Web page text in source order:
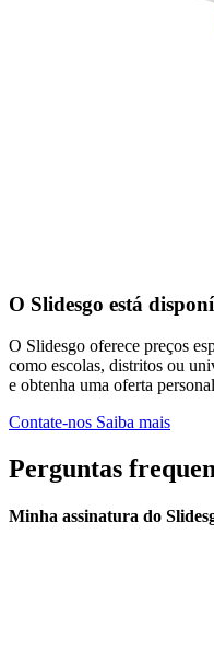
O Slidesgo está
O Slidesgo oferece preços
como escolas, distritos ou
e obtenha uma oferta
Contate-nos Saiba mais
Perguntas
Minha assinatura do